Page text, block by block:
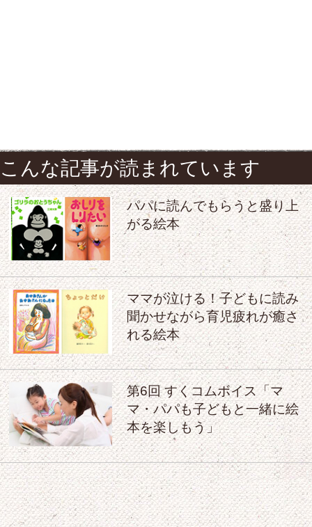
こんな記事が読まれています
パパに読んでもらうと盛り上
がる絵本
ママが泣ける！子どもに読み
聞かせながら育児疲れが癒さ
れる絵本
第6回 すくコムボイス「マ
マ・パパも子どもと一緒に絵
本を楽しもう」